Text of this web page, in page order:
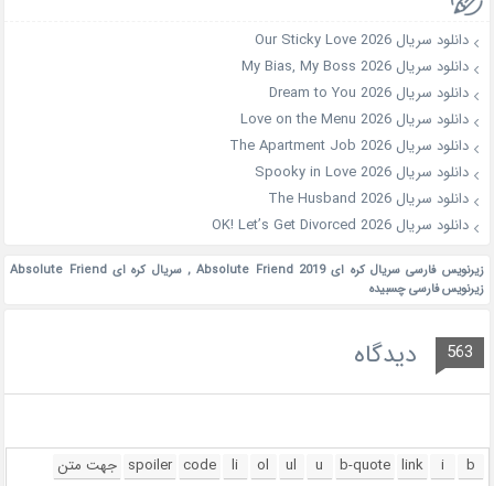
دانلود سریال Our Sticky Love 2026
دانلود سریال My Bias, My Boss 2026
دانلود سریال Dream to You 2026
دانلود سریال Love on the Menu 2026
دانلود سریال The Apartment Job 2026
دانلود سریال Spooky in Love 2026
دانلود سریال The Husband 2026
دانلود سریال OK! Let’s Get Divorced 2026
زیرنویس فارسی سریال کره ای Absolute Friend 2019 ,
سریال کره ای Absolute Friend
زیرنویس فارسی چسبیده
563 دیدگاه